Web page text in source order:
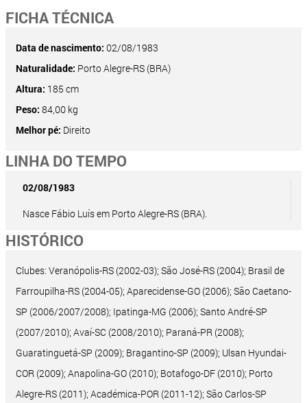
FICHA TÉCNICA
Data de nascimento: 02/08/1983
Naturalidade: Porto Alegre-RS (BRA)
Altura: 185 cm
Peso: 84,00 kg
Melhor pé: Direito
LINHA DO TEMPO
02/08/1983
Nasce Fábio Luís em Porto Alegre-RS (BRA).
HISTÓRICO
Clubes: Veranópolis-RS (2002-03); São José-RS (2004); Brasil de
Farroupilha-RS (2004-05); Aparecidense-GO (2006); São Caetano-
SP (2006/2007/2008); Ipatinga-MG (2006); Santo André-SP
(2007/2010); Avaí-SC (2008/2010); Paraná-PR (2008);
Guaratinguetá-SP (2009); Bragantino-SP (2009); Ulsan Hyundai-
COR (2009); Anapolina-GO (2010); Botafogo-DF (2010); Porto
Alegre-RS (2011); Académica-POR (2011-12); São Carlos-SP